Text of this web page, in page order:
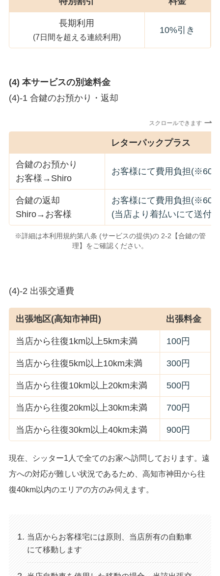
長期利用
(7日間を超える連続利用)
10%引き
(4) 本サービスの別途料金
(4)-1 合鍵のお預かり・返却
スクロールできます
レターパックプラス
合鍵のお預かり
お客様→Shiro
お客様にて費用負担(※600
合鍵の返却
Shiro→お客様
お客様にて費用負担(※600
(当店より着払いにて送付)
※詳細は本利用規約第八条 (サービスの提供)の 2-2【合鍵の管
理】をご確認ください。
(4)-2 出張交通費
出張地区(高知市神田) 出張料金
当店から往復1km以上5km未満 100円
当店から往復5km以上10km未満 300円
当店から往復10km以上20km未満 500円
当店から往復20km以上30km未満 700円
当店から往復30km以上40km未満 900円
現在、シッター1人で全てのお家へ訪問しております。遠
方への対応が難しい状況であるため、高知市神田から往
復40km以内のエリアの方のみ伺えます。
当店からお客様宅には原則、当店所有の自動車
にて移動します